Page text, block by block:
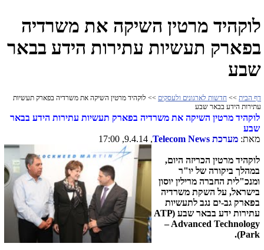
לוקהיד מרטין השיקה את משרדיה
בפארק תעשיות עתירות הידע בבאר
שבע
דף הבית >> חדשות לארגונים ולעסקים >> לוקהיד מרטין השיקה את משרדיה בפארק תעשיות
עתירות הידע בבאר שבע
לוקהיד מרטין השיקה את משרדיה בפארק תעשיות עתירות הידע בבאר
שבע
מאת: מערכת Telecom News
, 9.4.14, 17:00
לוקהיד מרטין הכריזה היום,
במהלך ביקורה של יו"ר
ומנכ"לית החברה מרילין יוסון
בישראל, על השקת משרדיה
בפארק גב-ים נגב לתעשיות
עתירות ידע בבאר שבע (ATP
– Advanced Technology
Park
).